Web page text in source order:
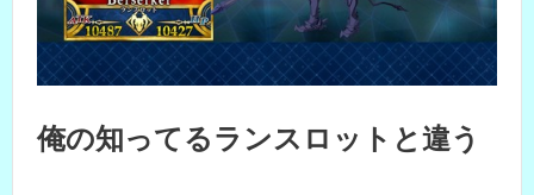
俺の知ってるランスロットと違う